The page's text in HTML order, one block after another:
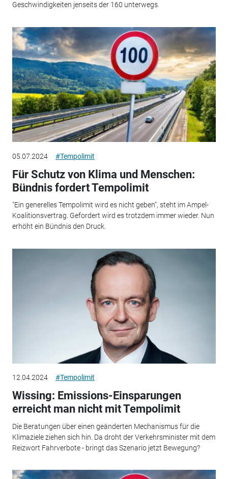
Geschwindigkeiten jenseits der 160 unterwegs.
05.07.2024 #Tempolimit
Für Schutz von Klima und Menschen:
Bündnis fordert Tempolimit
"Ein generelles Tempolimit wird es nicht geben", steht im Ampel-
Koalitionsvertrag. Gefordert wird es trotzdem immer wieder. Nun
erhöht ein Bündnis den Druck.
12.04.2024 #Tempolimit
Wissing: Emissions-Einsparungen
erreicht man nicht mit Tempolimit
Die Beratungen über einen geänderten Mechanismus für die
Klimaziele ziehen sich hin. Da droht der Verkehrsminister mit dem
Reizwort Fahrverbote - bringt das Szenario jetzt Bewegung?